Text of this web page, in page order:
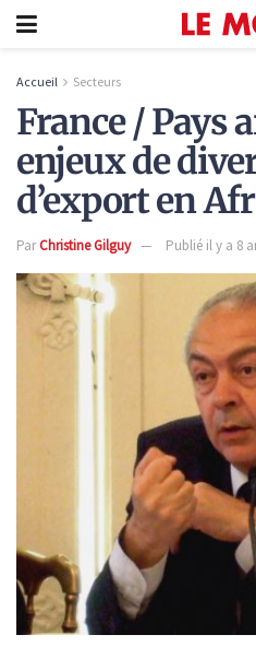
Accueil Secteurs
France / Pays
enjeux de
d’export en
ParChristine Gilguy Publié il y a 8